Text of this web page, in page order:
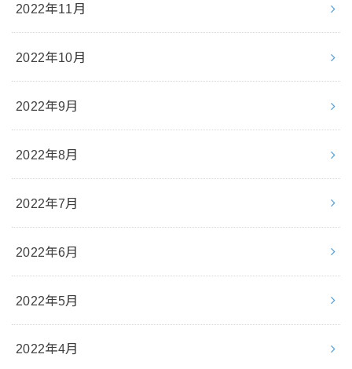
2022年11月
2022年10月
2022年9月
2022年8月
2022年7月
2022年6月
2022年5月
2022年4月